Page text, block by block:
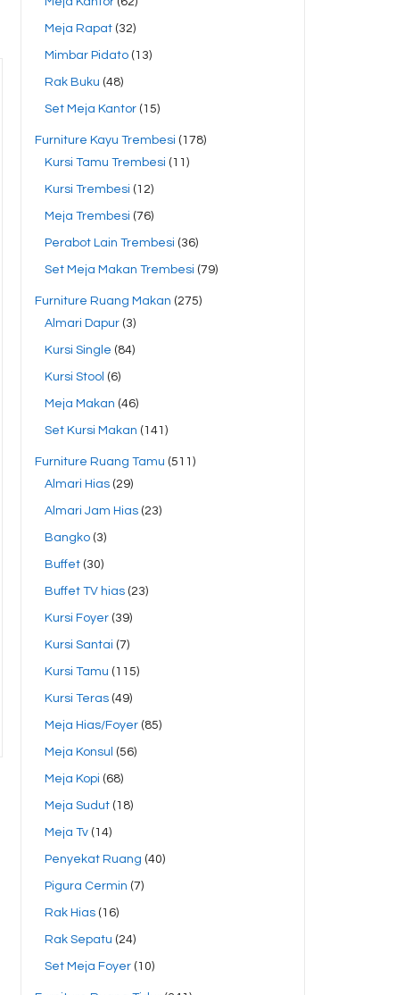
Meja Rapat(32)
Mimbar Pidato(13)
Rak Buku (48)
Set Meja Kantor(15)
Furniture Kayu Trembesi (178)
Kursi Tamu Trembesi (11)
Kursi Trembesi (12)
Meja Trembesi (76)
Perabot Lain Trembesi (36)
Set Meja Makan Trembesi (79)
Furniture Ruang Makan (275)
Almari Dapur(3)
Kursi Single (84)
Kursi Stool (6)
Meja Makan (46)
Set Kursi Makan (141)
Furniture Ruang Tamu (511)
Almari Hias(29)
Almari Jam Hias(23)
Bangko(3)
Buffet(30)
Buffet TV hias(23)
Kursi Foyer(39)
Kursi Santai (7)
Kursi Tamu (115)
Kursi Teras(49)
Meja Hias/Foyer(85)
Meja Konsul (56)
Meja Kopi (68)
Meja Sudut(18)
Meja Tv(14)
Penyekat Ruang (40)
Pigura Cermin (7)
Rak Hias(16)
Rak Sepatu (24)
Set Meja Foyer(10)